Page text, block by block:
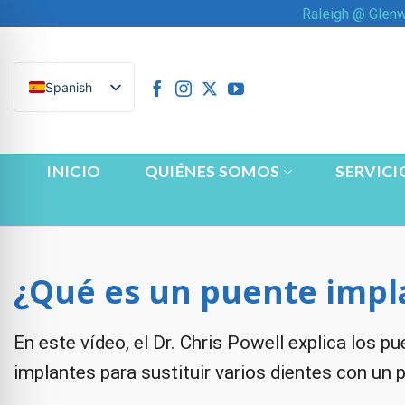
contenido
Raleigh @
Spanish
INICIO QUIÉNES SOMOS
¿Qué es un puente
En este vídeo, el Dr. Chris Powell explica los
implantes para sustituir varios dientes con un
Impaired Mode